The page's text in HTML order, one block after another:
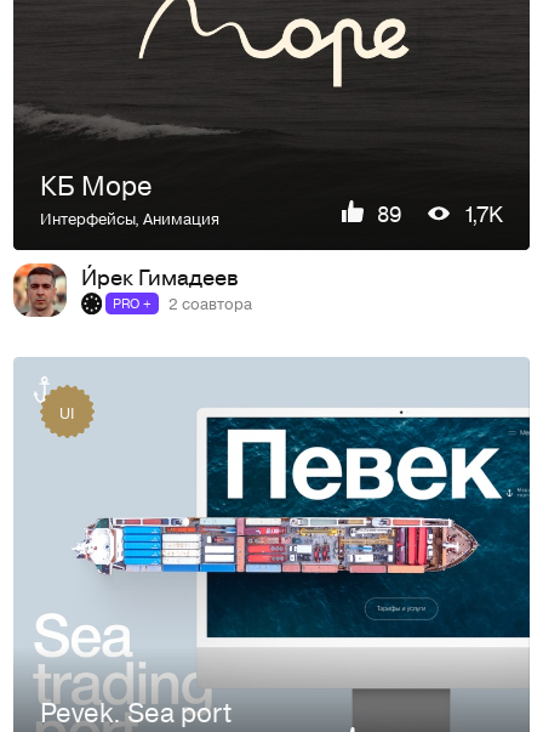
КБ Море
Интерфейсы,Анимация 89 1,7K
И́рек Гимадеев
PRO + 2 соавтора
UI
Pevek. Sea port